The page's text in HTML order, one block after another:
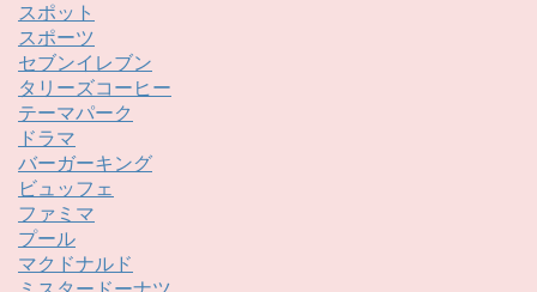
スポット
スポーツ
セブンイレブン
タリーズコーヒー
テーマパーク
ドラマ
バーガーキング
ビュッフェ
ファミマ
プール
マクドナルド